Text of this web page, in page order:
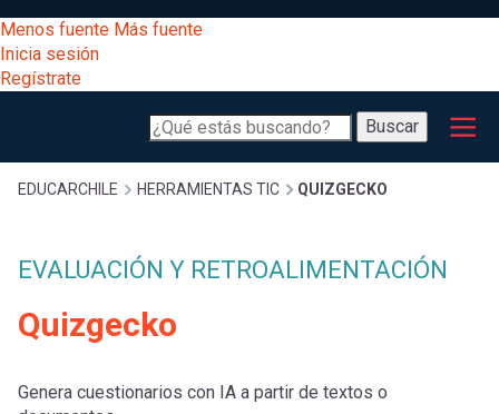
al
contenido
principal
[Educarchile
Escritorio]
Menú
entrar
a
Menos fuente Más fuente
Inicia sesión
Regístrate
Buscar
Buscar
Menú
principal
Desarrollo
Expand
Gestión
Expand
Expand
Exploración
Expand
Sobrescribir
enlaces
de
EDUCARCHILE HERRAMIENTAS TIC QUIZGECKO
EVALUACIÓN Y RETROALIMENTACIÓN
Quizgecko
Genera cuestionarios con IA a partir de textos o